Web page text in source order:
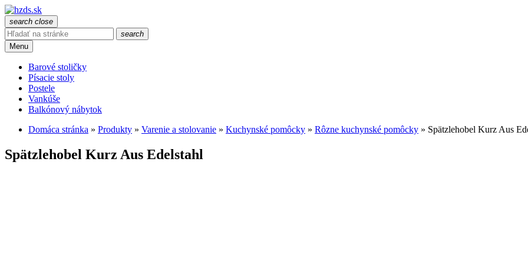
search close
search
Menu
Barové stoličky
Písacie stoly
Postele
Vankúše
Balkónový nábytok
Domáca stránka » Produkty » Varenie a stolovanie » Kuchynské pomôcky » Rôzne kuchynské pomôcky » Spätzlehobel Kurz Aus
Spätzlehobel Kurz Aus Edelstahl